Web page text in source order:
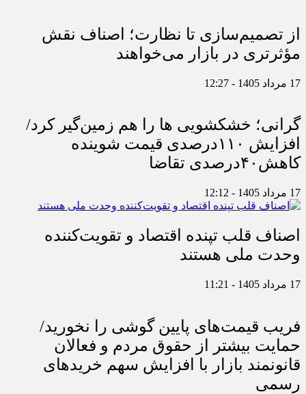
از تصمیم‌سازی تا نظارت؛ اصناف نقش
مؤثرتری در بازار می‌خواهند
17 مرداد 1405 - 12:27
گرانی؛ خشکشویی‌ ها را هم زمین‌گیر کرد/
افزایش ۱۱۰درصدی قیمت شوینده
کاهش۴۰درصدی تقاضا
17 مرداد 1405 - 12:12
اصناف قلب تپنده اقتصاد و تقویت‌کننده
وحدت ملی هستند
17 مرداد 1405 - 11:21
فریب قیمت‌های پایین گوشی را نخورید/
حمایت بیشتر از حقوق مردم و فعالان
قانونمند بازار با افزایش سهم خریدهای
رسمی